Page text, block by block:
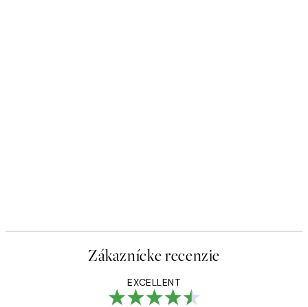
Zákaznícke recenzie
EXCELLENT